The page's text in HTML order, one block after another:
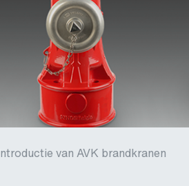
van AVK brandkranen